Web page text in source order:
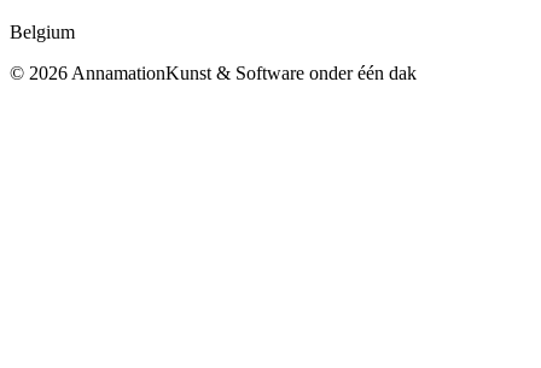
Belgium
© 2026 AnnamationKunst & Software onder één dak